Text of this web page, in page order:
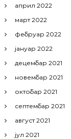
април 2022
март 2022
фебруар 2022
јануар 2022
децембар 2021
новембар 2021
октобар 2021
септембар 2021
август 2021
јул 2021